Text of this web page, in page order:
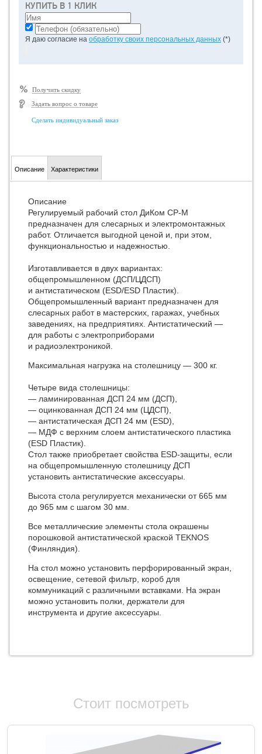
КУПИТЬ В 1 КЛИК
Я даю согласие на обработку своих персональных данных (*)
Получить скидку
Задать вопрос о товаре
Сделать индивидуальный заказ
Описание Характеристики
Описание
Регулируемый рабочий стол ДиКом СР-М
предназначен для слесарных и электромонтажных
работ. Отличается выгодной ценой и, при этом,
функциональностью и надежностью.
Изготавливается в двух вариантах:
общепромышленном (ДСП/ЦДСП)
и антистатическом (ESD/ESD Пластик).
Общепромышленный вариант предназначен для
слесарных работ в мастерских, гаражах, учебных
заведениях, на предприятиях. Антистатический —
для работы с электроприборами
и радиоэлектроникой.
Максимальная нагрузка на столешницу — 300 кг.
Четыре вида столешницы:
— ламинированная ДСП 24 мм (ДСП),
— оцинкованная ДСП 24 мм (ЦДСП),
— антистатическая ДСП 24 мм (ESD),
— МДФ с верхним слоем антистатического пластика
(ESD Пластик).
Стол также приобретает свойства ESD-защиты, если
на общепромышленную столешницу ДСП
установить антистатические аксессуары.
Высота стола регулируется механически от 665 мм
до 965 мм с шагом 30 мм.
Все металлические элементы стола окрашены
порошковой антистатической краской TEKNOS
(Финляндия).
На стол можно установить перфорированный экран,
освещение, сетевой фильтр, короб для
коммуникаций с различными вставками. На экран
можно установить полки, держатели для
инструмента и другие аксессуары.
Стоит посмотреть